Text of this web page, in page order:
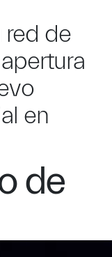
red de
en
de